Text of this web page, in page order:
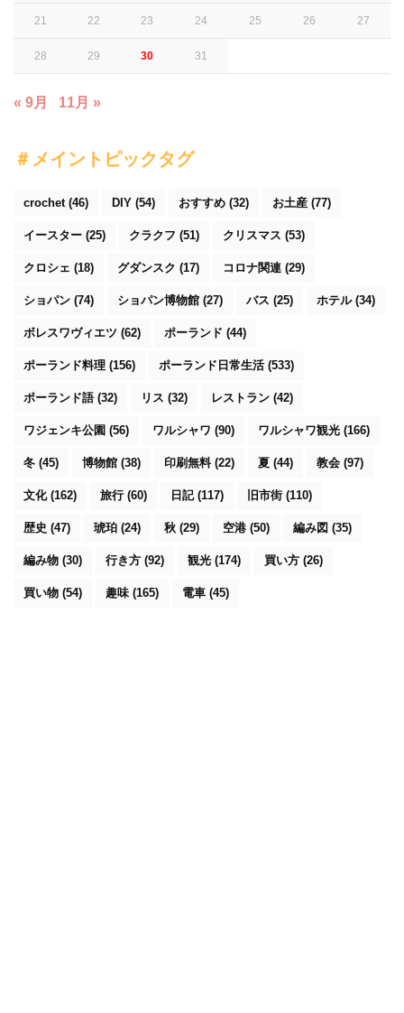
21 22 23 24 25 26 27
28 29 30 31
« 9月 11月 »
＃メイントピックタグ
crochet(46) DIY (54) おすすめ (32) お土産 (77)
イースター (25) クラクフ (51) クリスマス (53)
クロシェ (18) グダンスク (17) コロナ関連 (29)
ショパン (74) ショパン博物館 (27) バス (25) ホテル(34)
ボレスワヴィエツ (62) ポーランド (44)
ポーランド料理 (156) ポーランド日常生活(533)
ポーランド語(32) リス (32) レストラン (42)
ワジェンキ公園 (56) ワルシャワ (90) ワルシャワ観光 (166)
冬 (45) 博物館 (38) 印刷無料(22) 夏 (44) 教会 (97)
文化(162) 旅行 (60) 日記(117) 旧市街 (110)
歴史 (47) 琥珀 (24) 秋 (29) 空港 (50) 編み図 (35)
編み物 (30) 行き方 (92) 観光 (174) 買い方 (26)
買い物 (54) 趣味(165) 電車 (45)